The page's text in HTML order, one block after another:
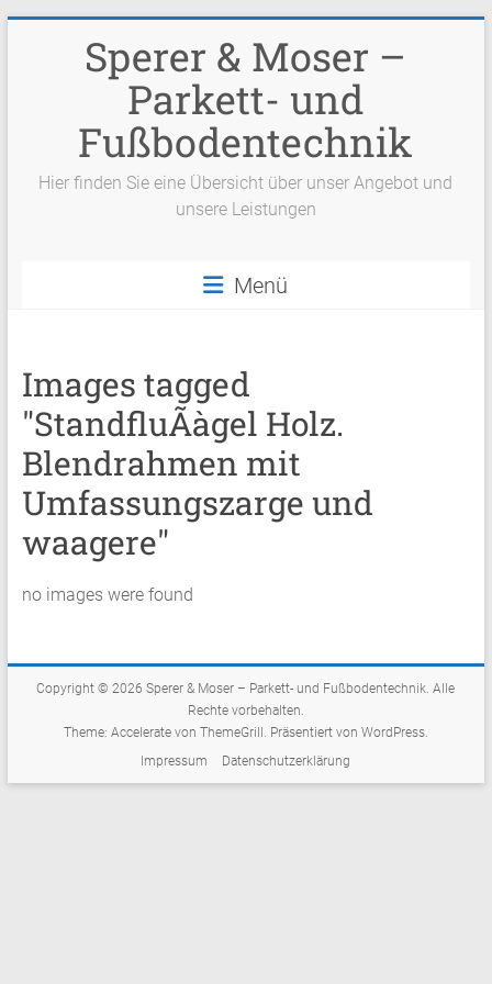
Sperer & Moser –
Parkett- und
Fußbodentechnik
Hier finden Sie eine Übersicht über unser Angebot und
unsere Leistungen
Menü
Images tagged
"StandfluÃàgel Holz.
Blendrahmen mit
Umfassungszarge und
waagere"
no images were found
Copyright © 2026Sperer & Moser – Parkett- und Fußbodentechnik. Alle
Rechte vorbehalten.
Theme: Acceleratevon ThemeGrill. Präsentiert von WordPress.
Impressum
Datenschutzerklärung